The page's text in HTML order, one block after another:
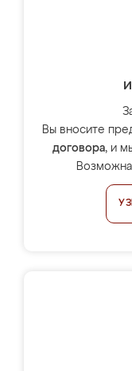
Вы вносите
договора, и
Возможна